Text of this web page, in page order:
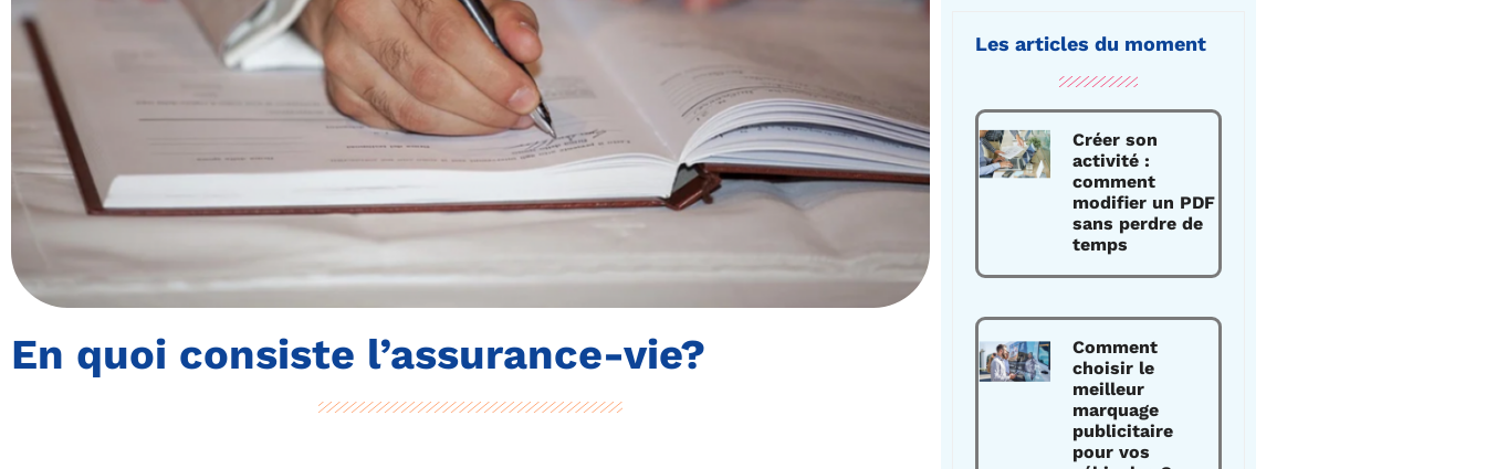
En quoi consiste l’assurance-vie?
Les articles du moment
Créer son
activité :
comment
modifier un PDF
sans perdre de
temps
Comment
choisir le
meilleur
marquage
publicitaire
pour vos